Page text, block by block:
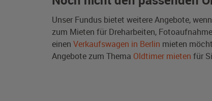
Unser Fundus bietet weitere Angebote,
zum Mieten für Dreharbeiten,
einen Verkaufswagen in Berlin mieten
Angebote zum Thema Oldtimer mieten für